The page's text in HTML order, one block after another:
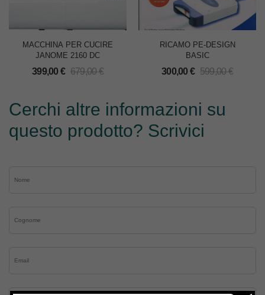
MACCHINA PER CUCIRE
JANOME 2160 DC
399,00 € 679,00€
RICAMO PE-DESIGN
BASIC
300,00 € 599,00€
Cerchi altre informazioni su
questo prodotto? Scrivici